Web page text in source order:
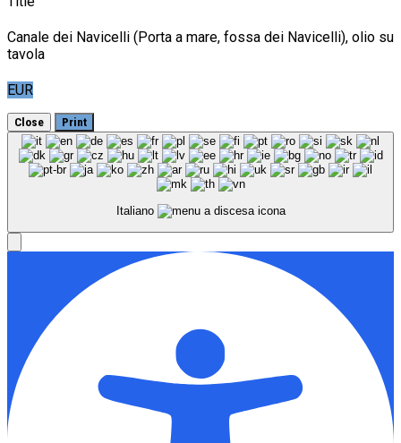
Canale dei Navicelli (Porta a mare, fossa dei Navicelli), olio su
tavola
EUR
Close Print
Italiano